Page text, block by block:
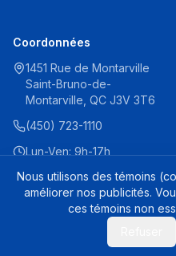
Coordonnées
1451 Rue de Montarville
Saint-Bruno-de-
Montarville, QC J3V 3T6
(450) 723-1110
Lun-Ven: 9h-17h
© 2025 Destination
Nous utilisons des témoins
améliorer nos publicités.
ces témoins non